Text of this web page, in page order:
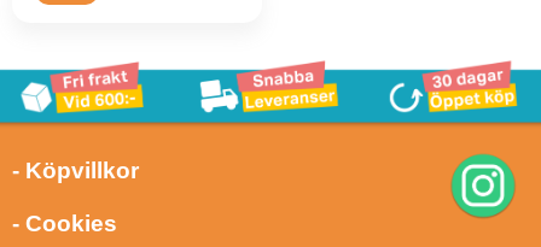
- Köpvillkor
- Cookies